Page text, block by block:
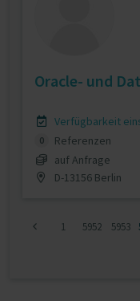
Oracle- und
Verfügbarkeit
0
Referenzen
auf Anfrage
D-13156 Berlin
1 5952 5953